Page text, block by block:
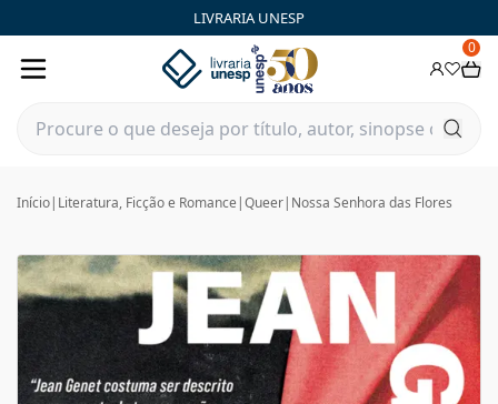
LIVRARIA UNESP
0
Início| Literatura, Ficção e Romance |Queer| Nossa Senhora das Flores